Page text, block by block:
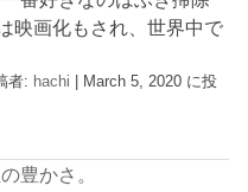
映画化もされ、世界中で
者: hachi
March 5, 2020 に投
豊かさ。